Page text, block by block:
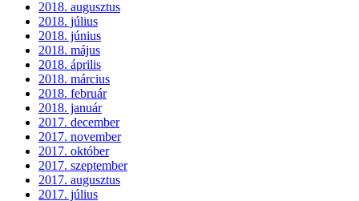
2018. augusztus
2018. július
2018. június
2018. május
2018. április
2018. március
2018. február
2018. január
2017. december
2017. november
2017. október
2017. szeptember
2017. augusztus
2017. július